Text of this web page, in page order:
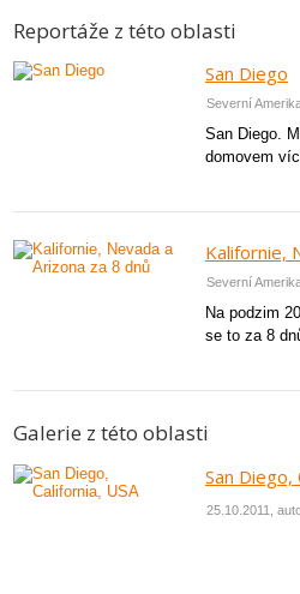
Reportáže z této oblasti
San Diego
Severní
San Diego.
domovem
Kalifornie,
Severní
Na podzim
se to za 8
Galerie z této oblasti
San Diego,
25.10.2011,